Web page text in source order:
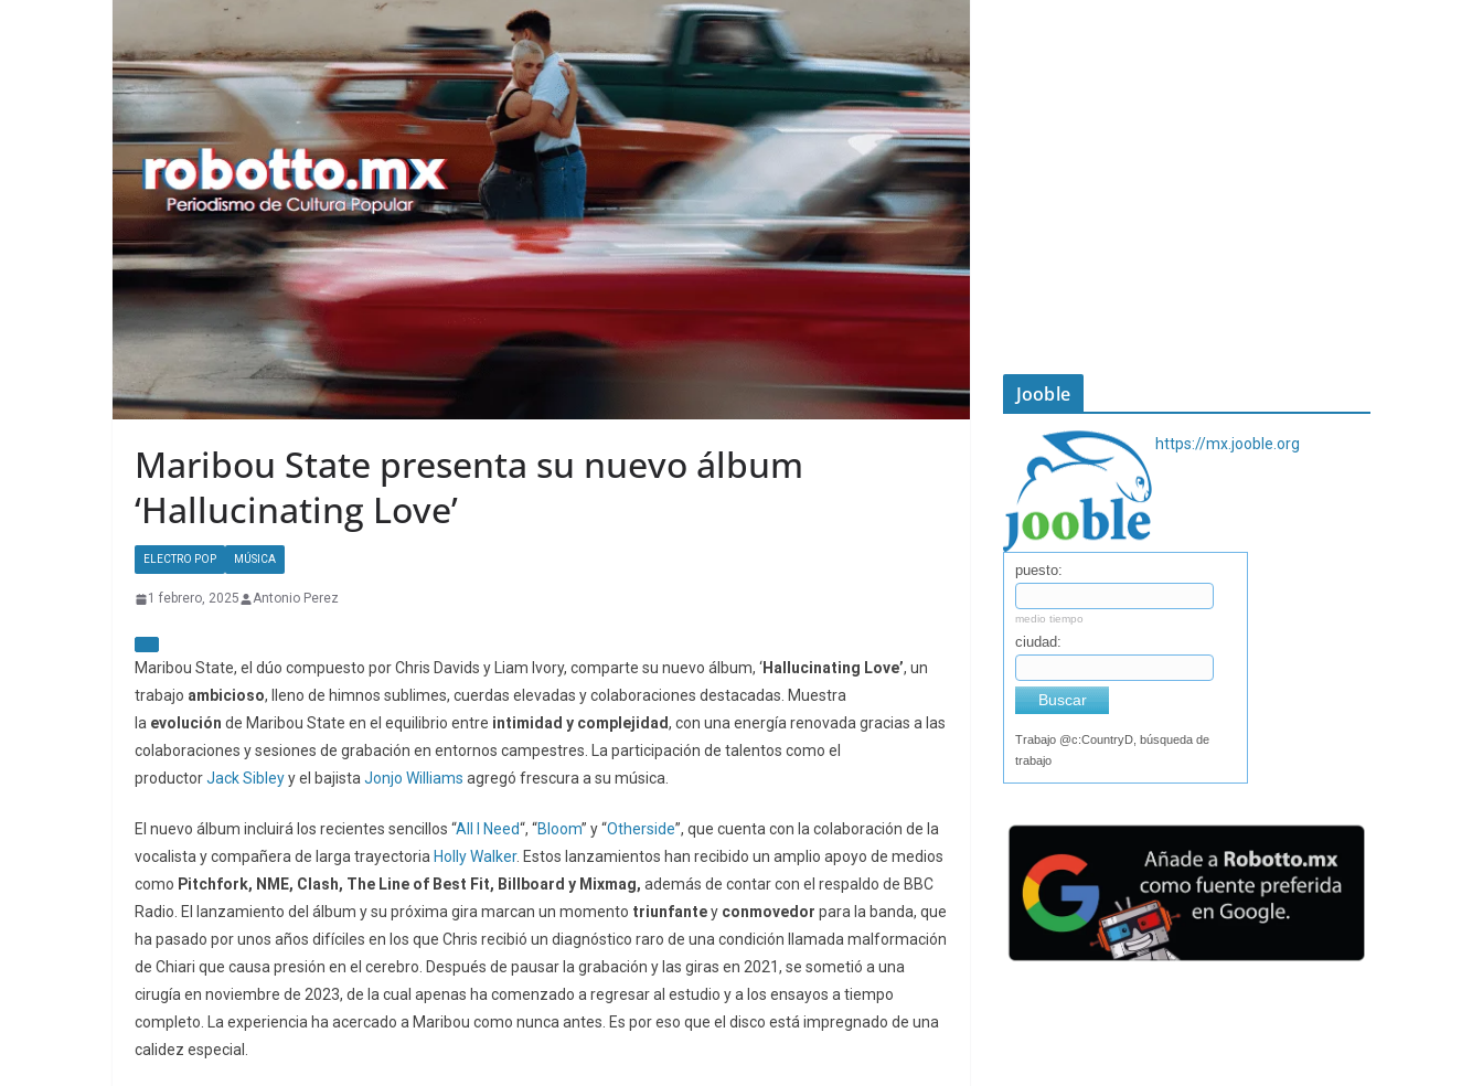
Maribou State presenta su nuevo álbum
‘Hallucinating Love’
ELECTRO POP MÚSICA
1 febrero, 2025 Antonio Perez
Maribou State, el dúo compuesto por Chris Davids y Liam Ivory, comparte su nuevo álbum, ‘Hallucinating Love’, un
trabajo ambicioso, lleno de himnos sublimes, cuerdas elevadas y colaboraciones destacadas. Muestra
la evolución de Maribou State en el equilibrio entre intimidad y complejidad, con una energía renovada gracias a las
colaboraciones y sesiones de grabación en entornos campestres. La participación de talentos como el
productorJack Sibleyy el bajista Jonjo Williams agregó frescura a su música.
El nuevo álbum incluirá los recientes sencillos “All I Need“, “Bloom” y “Otherside”, que cuenta con la colaboración de la
vocalista y compañera de larga trayectoria Holly Walker. Estos lanzamientos han recibido un amplio apoyo de medios
como Pitchfork, NME, Clash, The Line of Best Fit, Billboard y Mixmag, además de contar con el respaldo de BBC
Radio. El lanzamiento del álbum y su próxima gira marcan un momento triunfantey conmovedor para la banda, que
ha pasado por unos años difíciles en los que Chris recibió un diagnóstico raro de una condición llamada malformación
de Chiari que causa presión en el cerebro. Después de pausar la grabación y las giras en 2021, se sometió a una
cirugía en noviembre de 2023, de la cual apenas ha comenzado a regresar al estudio y a los ensayos a tiempo
completo. La experiencia ha acercado a Maribou como nunca antes. Es por eso que el disco está impregnado de una
calidez especial.
Jooble
https://mx.jooble.org
puesto:
medio tiempo
ciudad:
Buscar
Trabajo @c:CountryD, búsqueda de
trabajo